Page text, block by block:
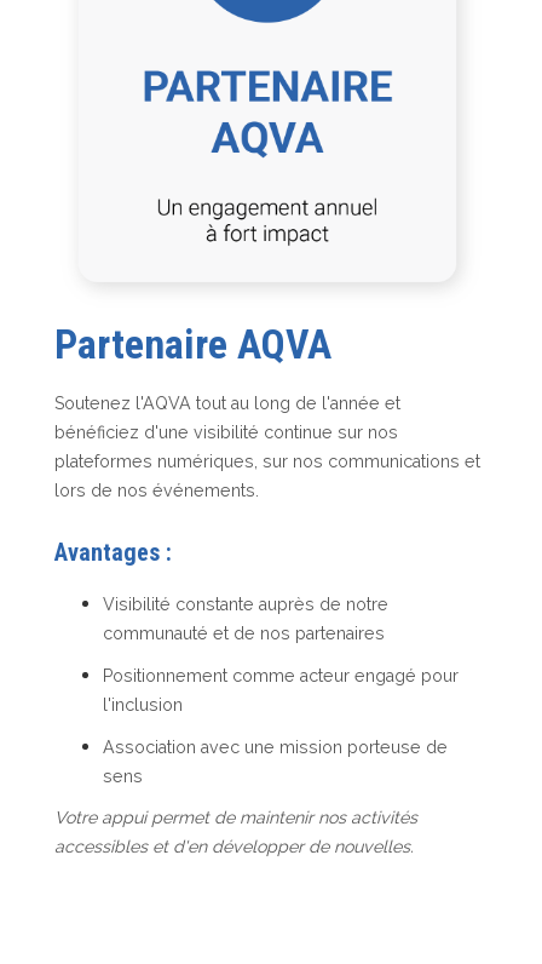
Partenaire AQVA
Soutenez l'AQVA tout au long de l'année et
bénéficiez d'une visibilité continue sur nos
plateformes numériques, sur nos communications et
lors de nos événements.
Avantages :
Visibilité constante auprès de notre
communauté et de nos partenaires
Positionnement comme acteur engagé pour
l'inclusion
Association avec une mission porteuse de
sens
Votre appui permet de maintenir nos activités
accessibles et d'en développer de nouvelles.